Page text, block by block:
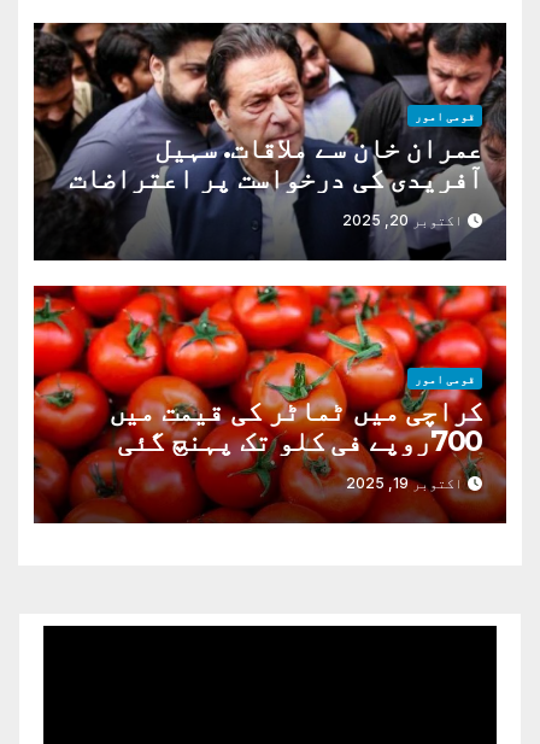
قومی امور
عمران خان سے ملاقات. سہیل
آفریدی کی درخواست پر اعتراضات
دوراکتوبر 20, 2025
قومی امور
کراچی میں ٹماٹر کی قیمت میں
700روپے فی کلو تک پہنچ گئی
اکتوبر 19, 2025